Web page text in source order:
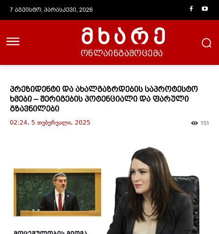
7 აგვისტო, პარასკევი, 2026
მხარე
ონლაინგამოცემა
პრეზიდენტი და ახალგაზრდების საპროტესტო
ხმები – შერიგების პოტენციალი და ფარული
გზავნილები
151
02:24, 5 თებერვალი, 2025